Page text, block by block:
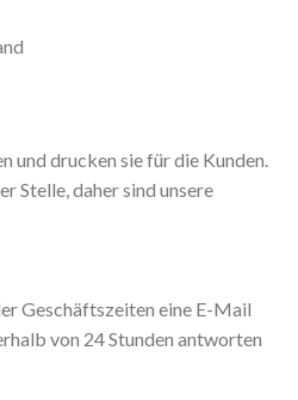
und drucken sie für die Kunden.
Stelle, daher sind unsere
Geschäftszeiten eine E-Mail
von 24 Stunden antworten